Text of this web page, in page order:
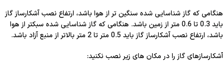
هنگامی که گاز شناسایی شده سنگین تر از هوا باشد، ارتفاع نصب آشکارساز گاز
باید 0.3 تا 0.6 متر از زمین باشد. هنگامی که گاز شناسایی شده سبکتر از هوا
باشد، ارتفاع نصب آشکارساز گاز باید 0.5 متر تا 2 متر بالاتر از منبع آزاد باشد.
آشکارسازهای گاز را در مکان های زیر نصب نکنید: